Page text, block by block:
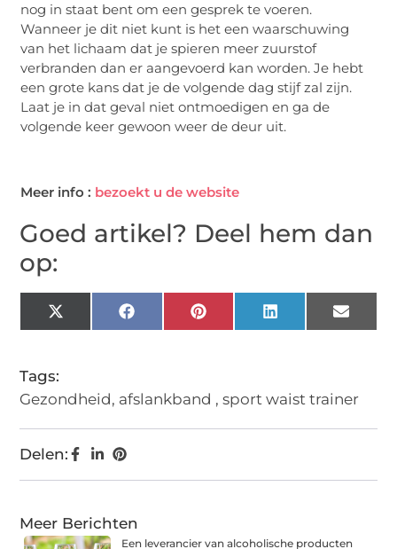
nog in staat bent om een gesprek te voeren.
Wanneer je dit niet kunt is het een waarschuwing
van het lichaam dat je spieren meer zuurstof
verbranden dan er aangevoerd kan worden. Je hebt
een grote kans dat je de volgende dag stijf zal zijn.
Laat je in dat geval niet ontmoedigen en ga de
volgende keer gewoon weer de deur uit.
Meer info : bezoekt u de website
Goed artikel? Deel hem dan
op:
X
(Twitter)
FacebookPinterestLinkedIn Email
Tags:
Gezondheid, afslankband ,sport waist trainer
Delen:
Meer Berichten
Een leverancier van alcoholische producten